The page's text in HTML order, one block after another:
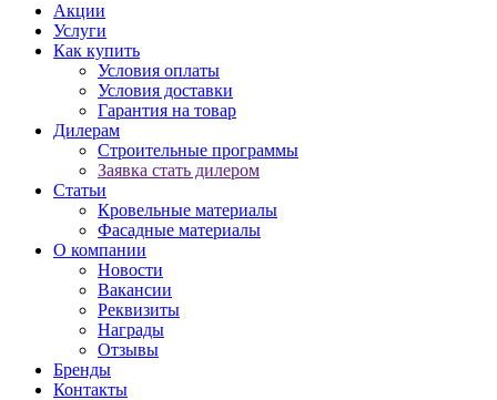
Акции
Услуги
Как купить
Условия оплаты
Условия доставки
Гарантия на товар
Дилерам
Строительные программы
Заявка стать дилером
Статьи
Кровельные материалы
Фасадные материалы
О компании
Новости
Вакансии
Реквизиты
Награды
Отзывы
Бренды
Контакты